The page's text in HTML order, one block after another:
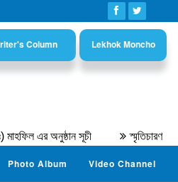
Column Lekhok Moncho
সূচী স্মৃতিচারণ : অধ্যাপক ড.
Photo Album Video Channel